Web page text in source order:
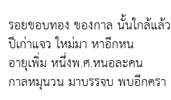
รอยขอบทอง ของกาล นั้นใกล้แล้ว
ปีเก่าแจว ใหม่มา หาอีกหน
อายุเพิ่ม หนึ่งพ.ศ.หนอละคน
กาลหมุนวน มาบรรจบ พบอีกครา